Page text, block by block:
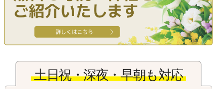
火葬式プラン
15
145,000円
一般価格 税込198,000円
会員価格（税込160,000円）
土日祝・深夜・早朝も対応